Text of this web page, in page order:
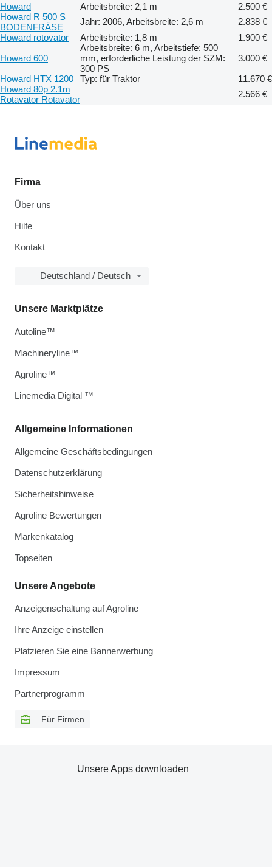
Howard Arbeitsbreite: 2,1 m
2.500 €
Howard R 500 S
BODENFRÄSE
Jahr: 2006, Arbeitsbreite: 2,6 m
2.838 €
Howard rotovator
Arbeitsbreite: 1,8 m
1.900 €
Howard 600
Arbeitsbreite: 6 m, Arbeitstiefe: 500
mm, erforderliche Leistung der SZM:
300 PS
3.000 €
Howard HTX 1200
Typ: für Traktor
11.670 €
Howard 80p 2.1m
Rotavator Rotavator
2.566 €
Firma
Über uns
Hilfe
Kontakt
Deutschland / Deutsch
Allgemeine Informationen
Allgemeine Geschäftsbedingungen
Datenschutzerklärung
Sicherheitshinweise
Agroline Bewertungen
Markenkatalog
Topseiten
Unsere Angebote
Anzeigenschaltung auf Agroline
Ihre Anzeige einstellen
Platzieren Sie eine Bannerwerbung
Impressum
Partnerprogramm
Für Firmen
Unsere Marktplätze
Autoline™
Machineryline™
Agroline™
Linemedia Digital ™
Unsere Apps downloaden